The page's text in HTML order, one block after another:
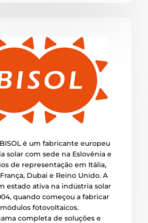
é um fabricante europeu
solar com sede na Eslovénia e
de representação em Itália,
Dubai e Reino Unido. A
estado ativa na indústria solar
quando começou a fabricar
módulos fotovoltaicos.
completa de soluções e